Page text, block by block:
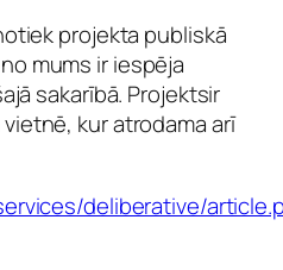
projekta publiskā
mums ir iespēja
sakarībā. Projektsir
kur atrodama arī
deliberative/